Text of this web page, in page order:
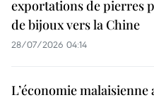
exportations de pierres
de bijoux vers la Chine
28/07/2026 04:14
L’économie